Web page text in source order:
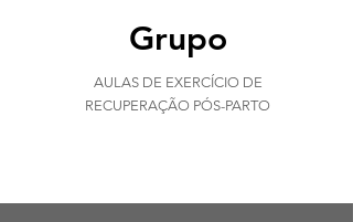
Grupo
AULAS DE EXERCÍCIO DE
RECUPERAÇÃO PÓS-PARTO